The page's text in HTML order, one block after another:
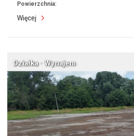
Powierzchnia:
Więcej
Działka · Wynajem